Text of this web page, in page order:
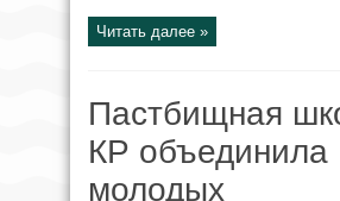
Читать далее »
Пастбищная
КР объединила
молодых